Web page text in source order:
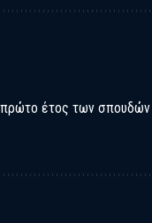
έτος των